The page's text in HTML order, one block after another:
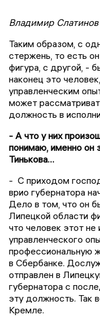
Владимир Слатинов
Таким образом, с
стержень, то есть
фигура, с другой, -
наконец это
управленческим
может
должность в
- А что у них
понимаю, именно он
Тинькова…
- С приходом
врио губернатора
Дело в том, что он
Липецкой области
что человек этот
управленческого
профессиональную
в Сбербанке.
отправлен в
губернатора с
эту должность. Так
Кремле.